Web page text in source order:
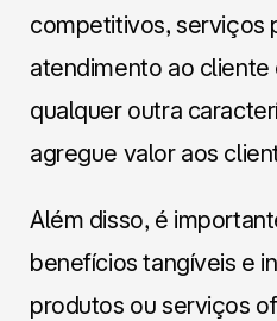
competitivos, serviços
atendimento ao
qualquer outra
agregue valor aos
Além disso, é
benefícios tangíveis e
produtos ou serviços